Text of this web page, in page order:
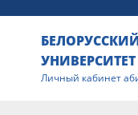
Личный кабинет